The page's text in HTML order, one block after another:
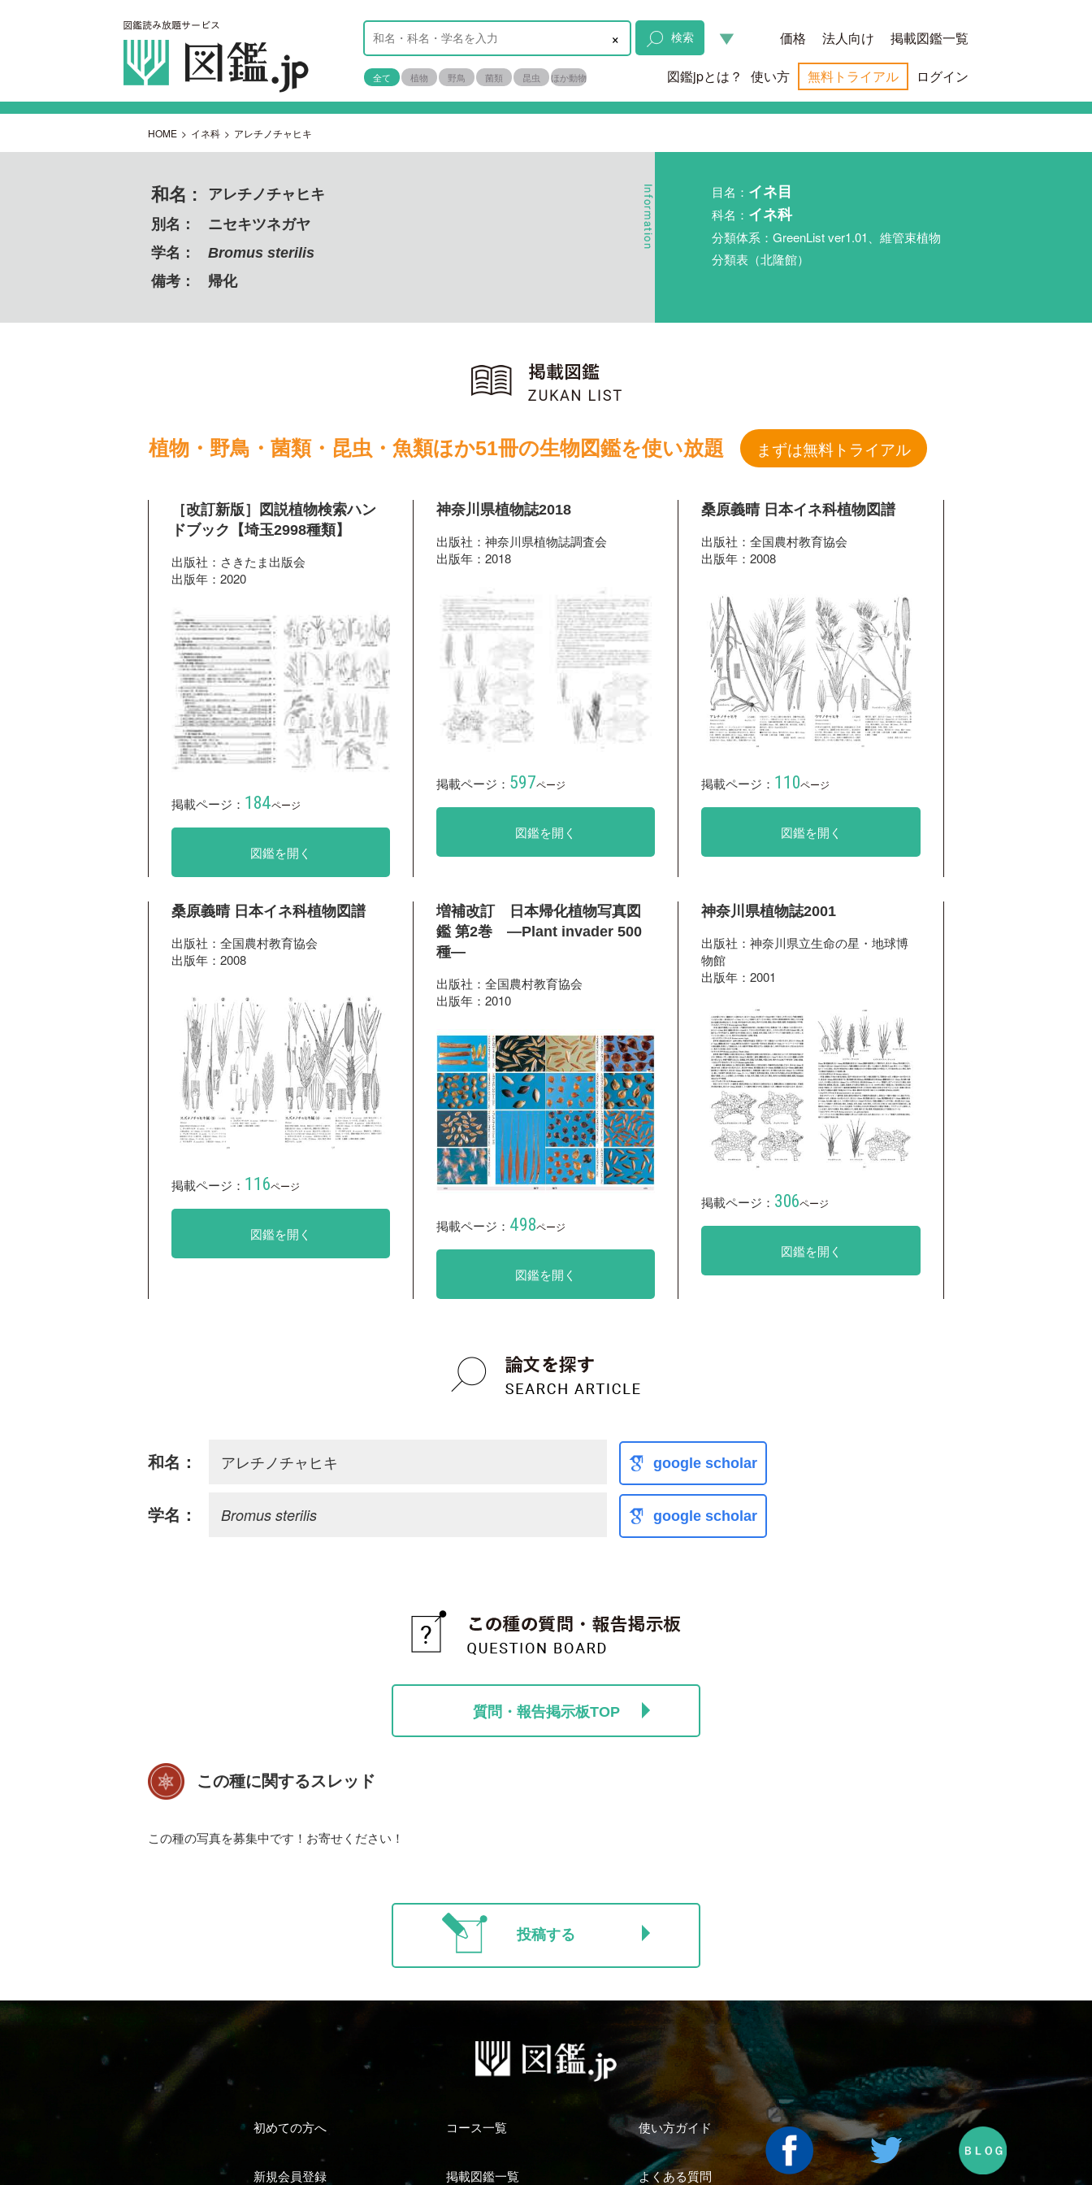
× 検索
全て 植物 野鳥 菌類 昆虫 ほか動物
価格 法人向け 掲載図鑑一覧
図鑑jpとは？ 使い方 無料トライアル ログイン
HOME > イネ科 > アレチノチャヒキ
和名 :
アレチノチャヒキ
別名：
ニセキツネガヤ
学名：
Bromus sterilis
備考：
帰化
目名： イネ目
科名： イネ科
分類体系：GreenList ver1.01、維管束植物
分類表（北隆館）
植物・野鳥・菌類・昆虫・魚類ほか51冊の生物図鑑を使い放題 まずは無料トライアル
［改訂新版］図説植物検索ハン
ドブック【埼玉2998種類】
出版社：さきたま出版会
出版年：2020
掲載ページ： 184ページ
図鑑を開く
神奈川県植物誌2018
出版社：神奈川県植物誌調査会
出版年：2018
掲載ページ： 597ページ
図鑑を開く
桑原義晴 日本イネ科植物図譜
出版社：全国農村教育協会
出版年：2008
掲載ページ： 110ページ
図鑑を開く
桑原義晴 日本イネ科植物図譜
出版社：全国農村教育協会
出版年：2008
掲載ページ： 116ページ
図鑑を開く
増補改訂 日本帰化植物写真図
鑑 第2巻 ―Plant invader 500
種―
出版社：全国農村教育協会
出版年：2010
掲載ページ： 498ページ
図鑑を開く
神奈川県植物誌2001
出版社：神奈川県立生命の星・地球博
物館
出版年：2001
掲載ページ： 306ページ
図鑑を開く
和名： アレチノチャヒキ google scholar
学名： Bromus sterilis google scholar
質問・報告掲示板TOP
この種に関するスレッド
この種の写真を募集中です！お寄せください！
投稿する
初めての方へ コース一覧 使い方ガイド
新規会員登録 掲載図鑑一覧 よくある質問